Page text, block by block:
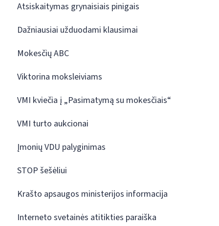
Atsiskaitymas grynaisiais pinigais
Dažniausiai užduodami klausimai
Mokesčių ABC
Viktorina moksleiviams
VMI kviečia į „Pasimatymą su mokesčiais“
VMI turto aukcionai
Įmonių VDU palyginimas
STOP šešėliui
Krašto apsaugos ministerijos informacija
Interneto svetainės atitikties paraiška